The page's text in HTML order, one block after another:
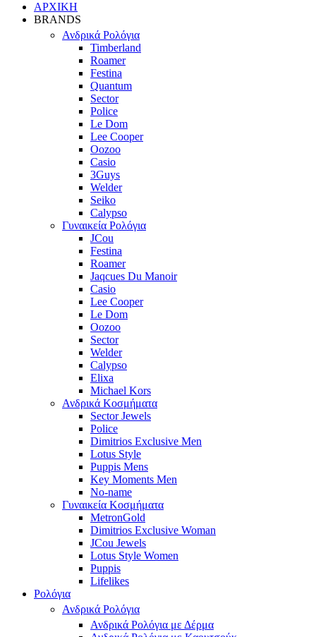
ΑΡΧΙΚΗ
BRANDS
Ανδρικά Ρολόγια
Timberland
Roamer
Festina
Quantum
Sector
Police
Le Dom
Lee Cooper
Oozoo
Casio
3Guys
Welder
Seiko
Calypso
Γυναικεία Ρολόγια
JCou
Festina
Roamer
Jaqcues Du Manoir
Casio
Lee Cooper
Le Dom
Oozoo
Sector
Welder
Calypso
Elixa
Michael Kors
Ανδρικά Κοσμήματα
Sector Jewels
Police
Dimitrios Exclusive Men
Lotus Style
Puppis Mens
Key Moments Men
No-name
Γυναικεία Κοσμήματα
MetronGold
Dimitrios Exclusive Woman
JCou Jewels
Lotus Style Women
Puppis
Lifelikes
Ρολόγια
Ανδρικά Ρολόγια
Ανδρικά Ρολόγια με Δέρμα